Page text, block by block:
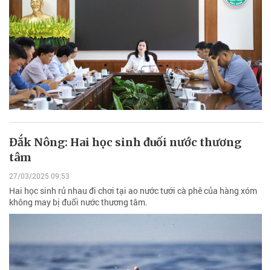
Đắk Nông: Hai học sinh đuối nước thương
tâm
27/03/2025 09:53
Hai học sinh rủ nhau đi chơi tại ao nước tưới cà phê của hàng xóm
không may bị đuối nước thương tâm.